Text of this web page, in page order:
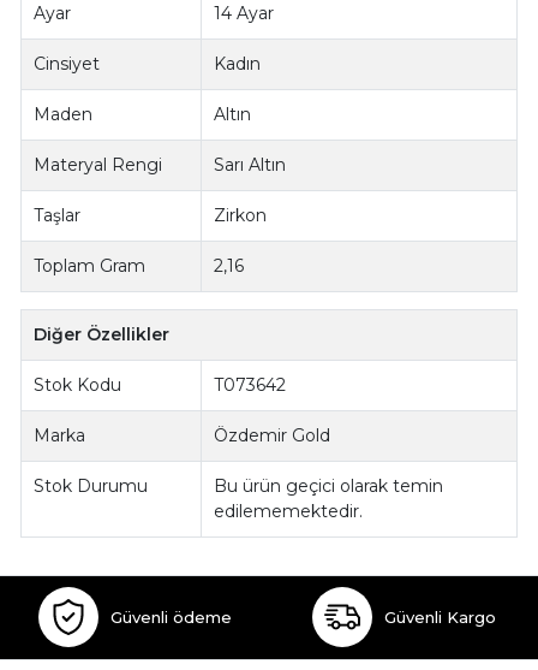
Ayar 14 Ayar
Cinsiyet Kadın
Maden Altın
Materyal Rengi Sarı Altın
Taşlar Zirkon
Toplam Gram 2,16
Diğer Özellikler
Stok Kodu T073642
Marka Özdemir Gold
Stok Durumu
Bu ürün geçici olarak temin
edilememektedir.
Güvenli ödeme Güvenli Kargo